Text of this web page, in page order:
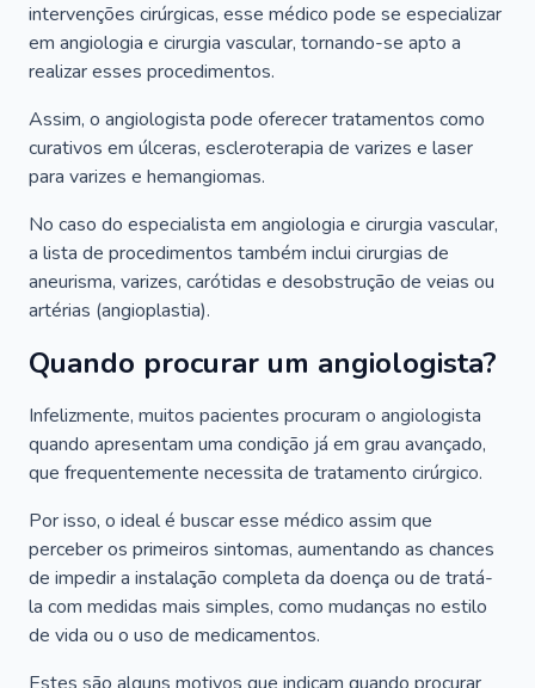
intervenções cirúrgicas, esse médico pode se especializar
em angiologia e cirurgia vascular, tornando-se apto a
realizar esses procedimentos.
Assim, o angiologista pode oferecer tratamentos como
curativos em úlceras, escleroterapia de varizes e laser
para varizes e hemangiomas.
No caso do especialista em angiologia e cirurgia vascular,
a lista de procedimentos também inclui cirurgias de
aneurisma, varizes, carótidas e desobstrução de veias ou
artérias (angioplastia).
Quando procurar um angiologista?
Infelizmente, muitos pacientes procuram o angiologista
quando apresentam uma condição já em grau avançado,
que frequentemente necessita de tratamento cirúrgico.
Por isso, o ideal é buscar esse médico assim que
perceber os primeiros sintomas, aumentando as chances
de impedir a instalação completa da doença ou de tratá-
la com medidas mais simples, como mudanças no estilo
de vida ou o uso de medicamentos.